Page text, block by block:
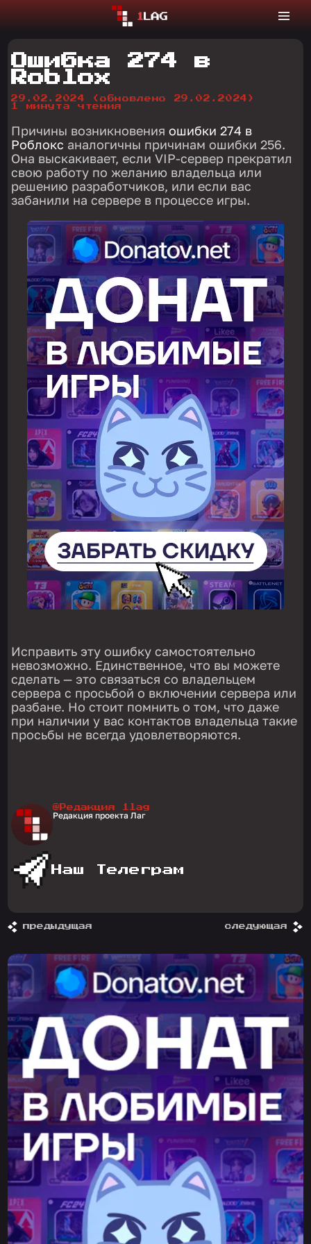
Ошибка 274 в
Roblox
29.02.2024
(обновлено 29.02.2024)
1 минута чтения
Причины возникновенияошибки 274 в
Роблокс аналогичны причинам ошибки 256.
Она выскакивает, если VIP-сервер прекратил
свою работу по желанию владельца или
решению разработчиков, или если вас
забанили на сервере в процессе игры.
Исправить эту ошибку самостоятельно
невозможно. Единственное, что вы можете
сделать — это связаться со владельцем
сервера с просьбой о включении сервера или
разбане. Но стоит помнить о том, что даже
при наличии у вас контактов владельца такие
просьбы не всегда удовлетворяются.
@Редакция 1lag
Редакция проекта Лаг
Наш Телеграм
предыдущая следующая